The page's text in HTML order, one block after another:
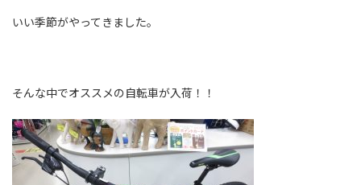
いい季節がやってきました。
そんな中でオススメの自転車が入荷！！